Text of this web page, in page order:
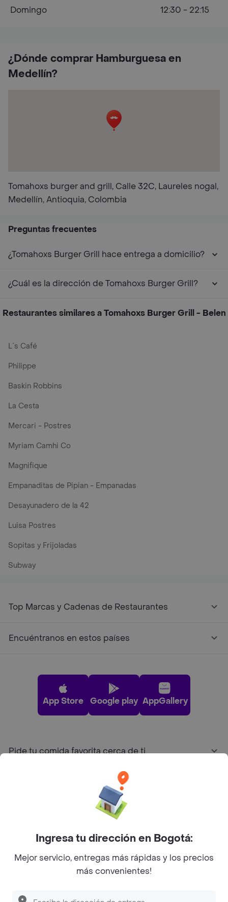
¿Dónde comprar Hamburguesa en
Medellín?
Tomahoxs burger and grill, Calle 32C, Laureles nogal,
Medellín, Antioquia, Colombia
Domingo
12:30 - 22:15
Preguntas frecuentes
¿Tomahoxs Burger Grill hace entrega a domicilio?
¿Cuál es la dirección de Tomahoxs Burger Grill?
Restaurantes similares a Tomahoxs Burger Grill - Belen
L´s Café
Philippe
Baskin Robbins
La Cesta
Mercari - Postres
Myriam Camhi Co
Magnifique
Empanaditas de Pipian - Empanadas
Desayunadero de la 42
Luisa Postres
Sopitas y Frijoladas
Subway
Top Marcas y Cadenas de Restaurantes
Encuéntranos en estos países
App Store Google play AppGallery
Pide tu comida favorita cerca de ti
Sobre Rappi
Facebook
Twitter
Instagram
©2026Rappi Inc. All rights reserved.
Ingresa tu dirección en Bogotá:
Mejor servicio, entregas más rápidas y los precios
más convenientes!